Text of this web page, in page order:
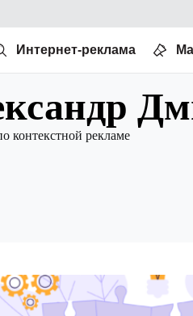
Интернет-реклама
контекстной рекламе